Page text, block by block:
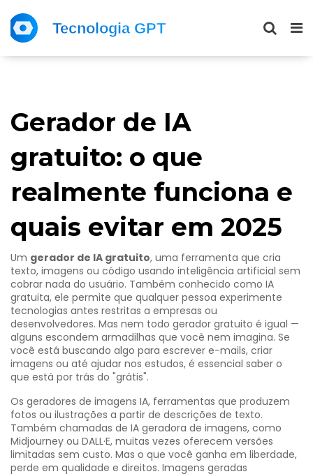
Gerador de IA
gratuito: o que
realmente funciona e
quais evitar em 2025
Um gerador de IA gratuito, uma ferramenta que cria
texto, imagens ou código usando inteligência artificial sem
cobrar nada do usuário. Também conhecido como IA
gratuita, ele permite que qualquer pessoa experimente
tecnologias antes restritas a empresas ou
desenvolvedores. Mas nem todo gerador gratuito é igual —
alguns escondem armadilhas que você nem imagina. Se
você está buscando algo para escrever e-mails, criar
imagens ou até ajudar nos estudos, é essencial saber o
que está por trás do "grátis".
Os geradores de imagens IA, ferramentas que produzem
fotos ou ilustrações a partir de descrições de texto.
Também chamadas de IA geradora de imagens, como
Midjourney ou DALL·E, muitas vezes oferecem versões
limitadas sem custo. Mas o que você ganha em liberdade,
perde em qualidade e direitos. Imagens geradas